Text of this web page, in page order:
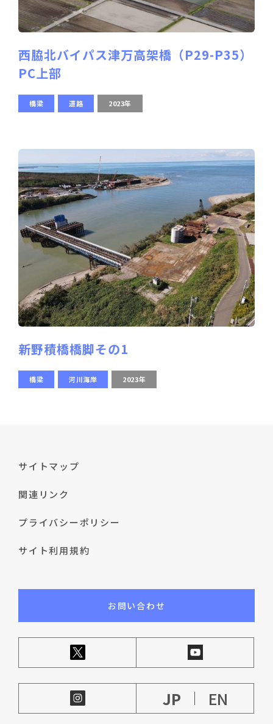
西脇北バイパス津万高架橋（P29-P35）
PC上部
橋梁 道路 2023年
新野積橋橋脚その1
橋梁 河川海岸 2023年
サイトマップ
関連リンク
プライバシーポリシー
サイト利用規約
お問い合わせ
JP EN